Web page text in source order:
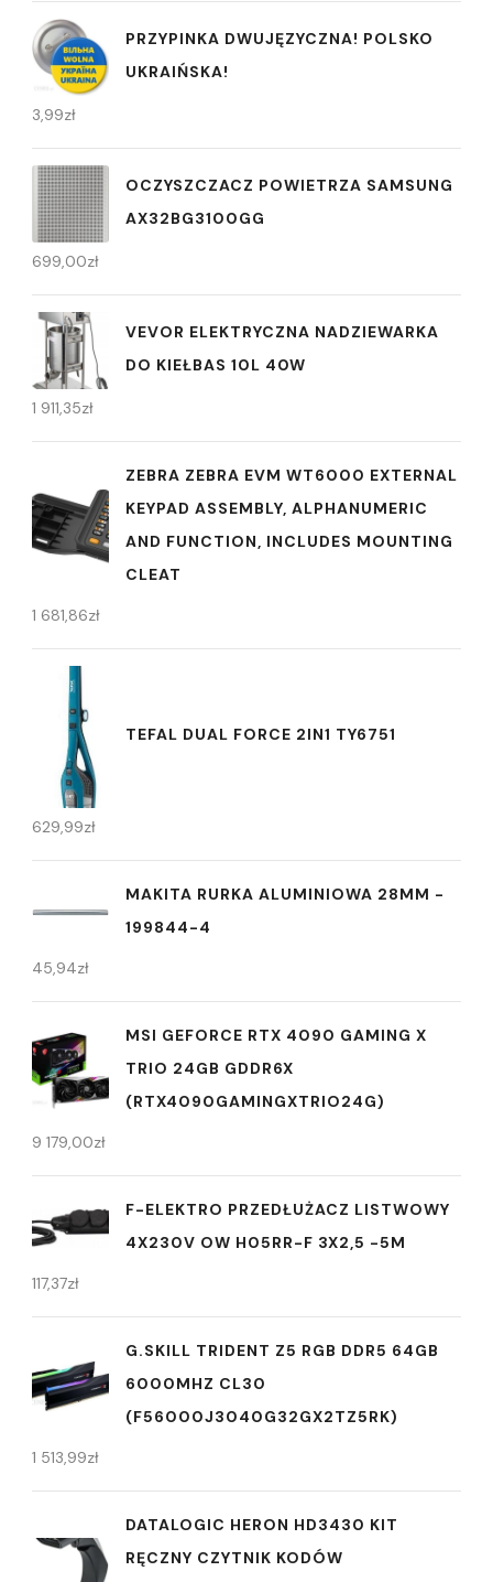
PRZYPINKA DWUJĘZYCZNA! POLSKO
UKRAIŃSKA!
3,99zł
OCZYSZCZACZ POWIETRZA SAMSUNG
AX32BG3100GG
699,00zł
VEVOR ELEKTRYCZNA NADZIEWARKA
DO KIEŁBAS 10L 40W
1 911,35zł
ZEBRA ZEBRA EVM WT6000 EXTERNAL
KEYPAD ASSEMBLY, ALPHANUMERIC
AND FUNCTION, INCLUDES MOUNTING
CLEAT
1 681,86zł
TEFAL DUAL FORCE 2IN1 TY6751
629,99zł
MAKITA RURKA ALUMINIOWA 28MM -
199844-4
45,94zł
MSI GEFORCE RTX 4090 GAMING X
TRIO 24GB GDDR6X
(RTX4090GAMINGXTRIO24G)
9 179,00zł
F-ELEKTRO PRZEDŁUŻACZ LISTWOWY
4X230V OW H05RR-F 3X2,5 -5M
117,37zł
G.SKILL TRIDENT Z5 RGB DDR5 64GB
6000MHZ CL30
(F56000J3040G32GX2TZ5RK)
1 513,99zł
DATALOGIC HERON HD3430 KIT
RĘCZNY CZYTNIK KODÓW